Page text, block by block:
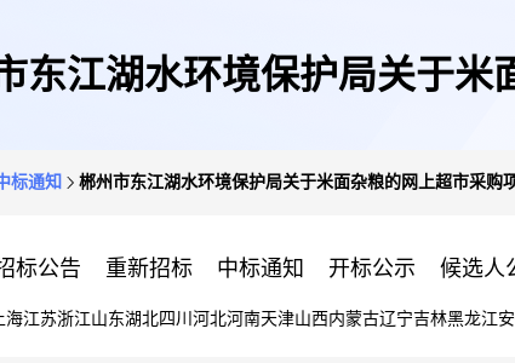
东江湖水环境保护局关于
标通知 郴州市东江湖水环境保护局关于米面杂粮的网上超市采购
标公告 重新招标 中标通知 开标公示 候选人
海江苏浙江山东湖北四川 河北河南天津山西内蒙古辽宁吉林黑龙江